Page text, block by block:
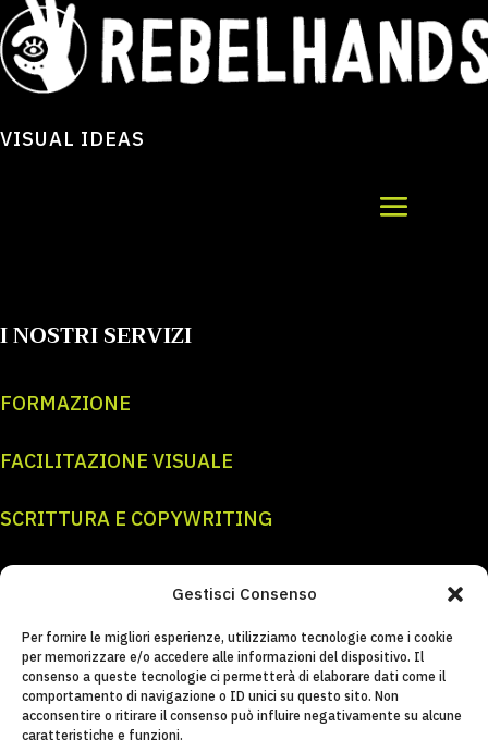
Gestisci Consenso
Per fornire le migliori esperienze, utilizziamo tecnologie come i cookie
per memorizzare e/o accedere alle informazioni del dispositivo. Il
consenso a queste tecnologie ci permetterà di elaborare dati come il
comportamento di navigazione o ID unici su questo sito. Non
acconsentire o ritirare il consenso può influire negativamente su alcune
caratteristiche e funzioni.
VISUAL IDEAS
I NOSTRI SERVIZI
FORMAZIONE
FACILITAZIONE VISUALE
SCRITTURA E COPYWRITING
GRAFICA E ILLUSTRAZIONE
CONTATTI E SOCIAL
INFO@REBELHANDS.IT